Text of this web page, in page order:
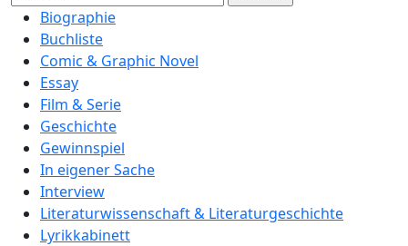
nach:Biographie
Buchliste
Comic & Graphic Novel
Essay
Film & Serie
Geschichte
Gewinnspiel
In eigener Sache
Interview
Literaturwissenschaft & Literaturgeschichte
Lyrikkabinett